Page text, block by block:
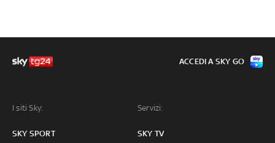
I siti Sky:
SKY SPORT
Servizi:
SKY TV
ACCEDI A SKY GO